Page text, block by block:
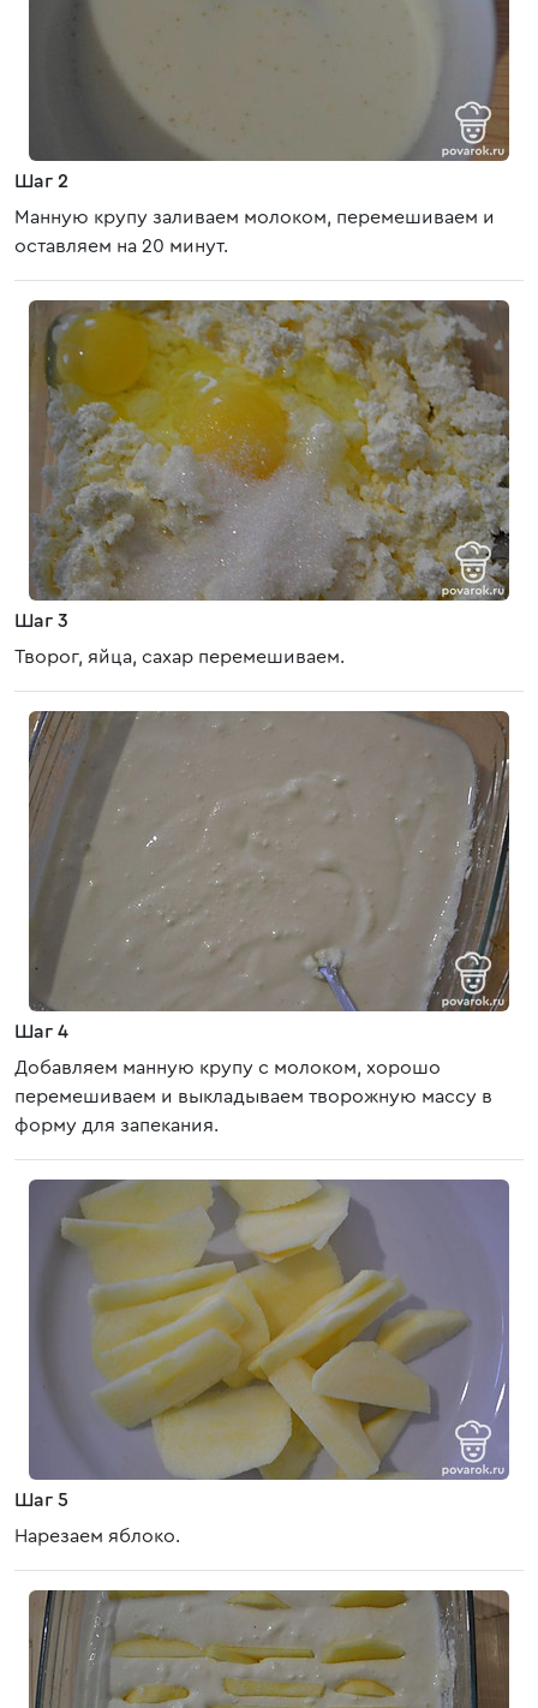
Шаг 2
Манную крупу заливаем молоком, перемешиваем и
оставляем на 20 минут.
Шаг 3
Творог, яйца, сахар перемешиваем.
Шаг 4
Добавляем манную крупу с молоком, хорошо
перемешиваем и выкладываем творожную массу в
форму для запекания.
Шаг 5
Нарезаем яблоко.